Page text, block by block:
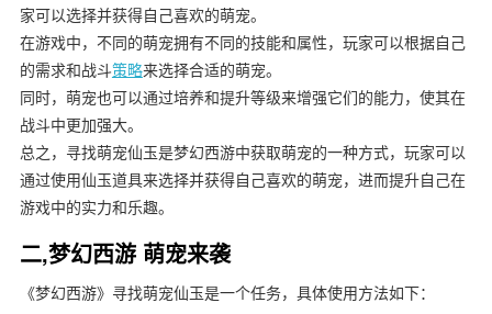
家可以选择并获得自己喜欢的萌宠。
在游戏中，不同的萌宠拥有不同的技能和属性，玩家可以根据自己
的需求和战斗策略来选择合适的萌宠。
同时，萌宠也可以通过培养和提升等级来增强它们的能力，使其在
战斗中更加强大。
总之，寻找萌宠仙玉是梦幻西游中获取萌宠的一种方式，玩家可以
通过使用仙玉道具来选择并获得自己喜欢的萌宠，进而提升自己在
游戏中的实力和乐趣。
二,梦幻西游 萌宠来袭
《梦幻西游》寻找萌宠仙玉是一个任务，具体使用方法如下：